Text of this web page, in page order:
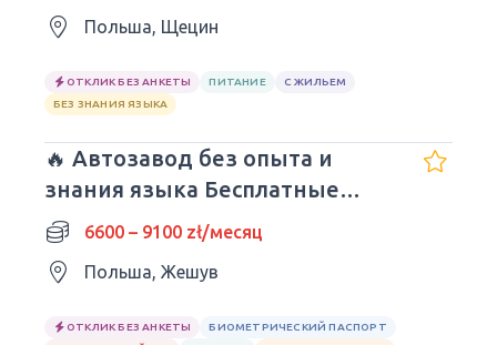
Польша, Щецин
ОТКЛИК БЕЗ АНКЕТЫ ПИТАНИЕ
С ЖИЛЬЕМ
БЕЗ ЗНАНИЯ ЯЗЫКА
🔥 Автозавод без опыта и
знания языка Бесплатные
обеды6600 – 9100 zł/месяц
Польша, Жешув
ОТКЛИК БЕЗ АНКЕТЫ
БИОМЕТРИЧЕСКИЙ ПАСПОРТ